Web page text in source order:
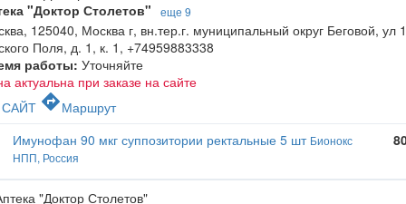
"Доктор Столетов" еще 9
125040, Москва г, вн.тер.г. муниципальный округ Беговой, ул
Поля, д. 1, к. 1 , +74959883338
работы: Уточняйте
актуальна при заказе на сайте
САЙТ directionsМаршрут
Имунофан 90 мкг суппозитории ректальные 5 шт Бионокс
НПП, Россия